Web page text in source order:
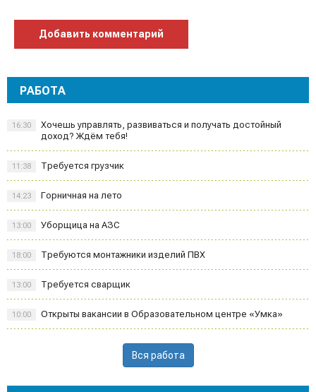
Добавить комментарий
РАБОТА
Хочешь управлять, развиваться и получать достойный
доход? Ждём тебя!
16:30
Требуется грузчик
11:38
Горничная на лето
14:23
Уборщица на АЗС
13:00
Требуются монтажники изделий ПВХ
18:00
Требуется сварщик
13:00
Открыты вакансии в Образовательном центре «Умка»
10:00
Вся работа